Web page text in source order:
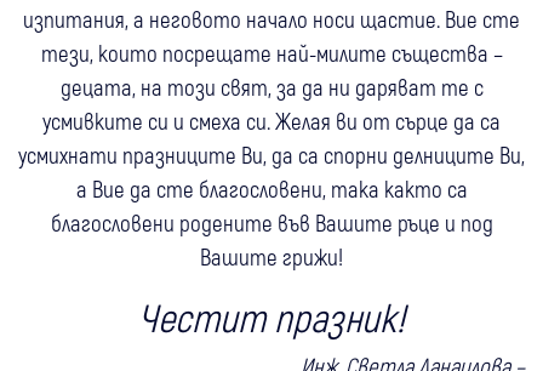
изпитания, а неговото начало носи щастие. Вие сте
тези, които посрещате най-милите същества –
децата, на този свят, за да ни даряват те с
усмивките си и смеха си. Желая ви от сърце да са
усмихнати празниците Ви, да са спорни делниците Ви,
а Вие да сте благословени, така както са
благословени родените във Вашите ръце и под
Вашите грижи!
Честит празник!
Инж. Светла Данаилова –